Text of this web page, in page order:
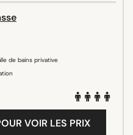
de bains privative
VOIR LES PRIX